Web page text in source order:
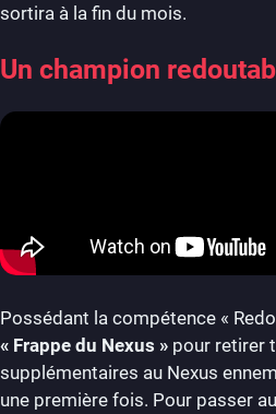
sortira à la fin du mois.
Un champion
Possédant la compétence «
« Frappe du Nexus » pour retirer
supplémentaires au Nexus
une première fois. Pour passer